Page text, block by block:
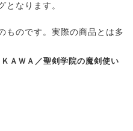
なります。
ものです。実際の商品とは多
ＡＷＡ／聖剣学院の魔剣使い